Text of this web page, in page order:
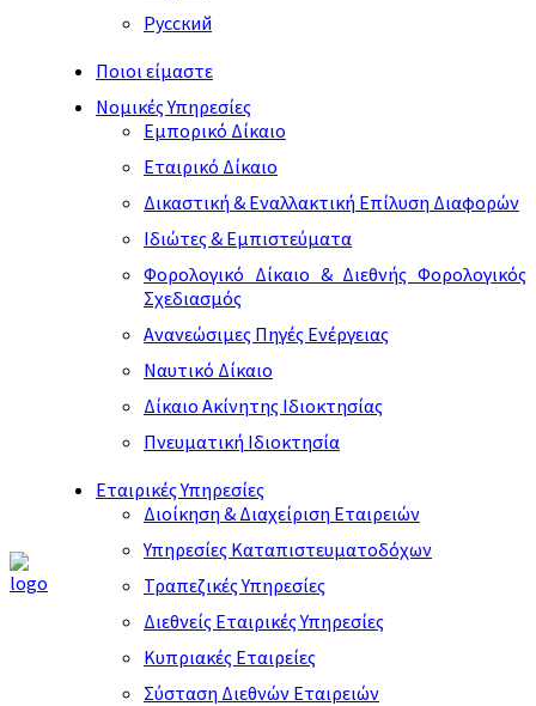
Русский
Ποιοι είμαστε
Νομικές Υπηρεσίες
Εμπορικό Δίκαιο
Εταιρικό Δίκαιο
Δικαστική & Εναλλακτική Επίλυση Διαφορών
Ιδιώτες & Εμπιστεύματα
Φορολογικό Δίκαιο & Διεθνής Φορολογικός
Σχεδιασμός
Ανανεώσιμες Πηγές Ενέργειας
Ναυτικό Δίκαιο
Δίκαιο Ακίνητης Ιδιοκτησίας
Πνευματική Ιδιοκτησία
Εταιρικές Υπηρεσίες
Διοίκηση & Διαχείριση Εταιρειών
Υπηρεσίες Καταπιστευματοδόχων
Τραπεζικές Υπηρεσίες
Διεθνείς Εταιρικές Υπηρεσίες
Κυπριακές Εταιρείες
Σύσταση Διεθνών Εταιρειών